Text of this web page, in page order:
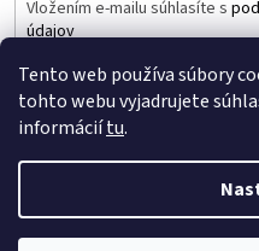
Tento web používa súbory
tohto webu vyjadrujete
informáciítu.
Vložením e-mailu súhlasíte s
údajov
PRIHLÁSIŤ SA